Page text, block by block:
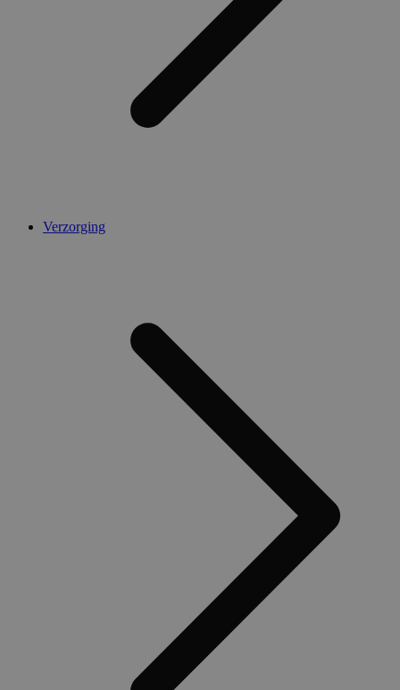
Verzorging